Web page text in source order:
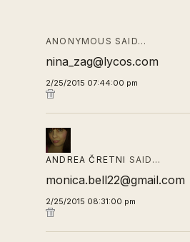
ANONYMOUS SAID…
nina_zag@lycos.com
2/25/2015 07:44:00 pm
ANDREA ČRETNI SAID…
monica.bell22@gmail.com
2/25/2015 08:31:00 pm